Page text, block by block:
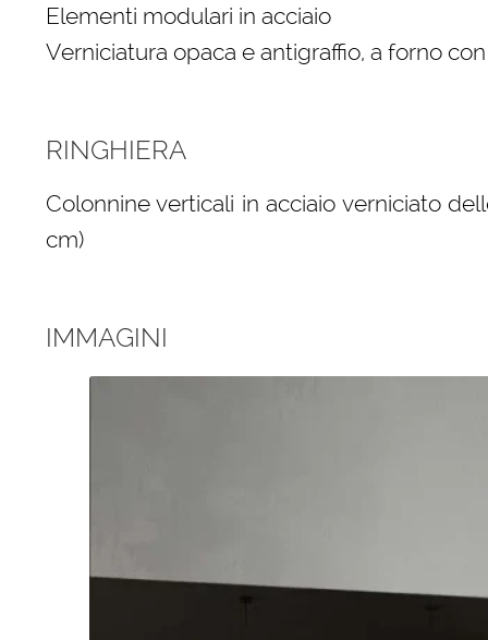
Elementi modulari in acciaio
Verniciatura opaca e antigraffio, a forno
RINGHIERA
Colonnine verticali in acciaio verniciato
cm)
IMMAGINI